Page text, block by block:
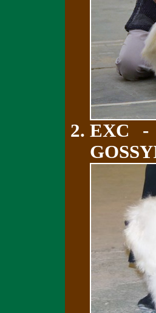
EXC -